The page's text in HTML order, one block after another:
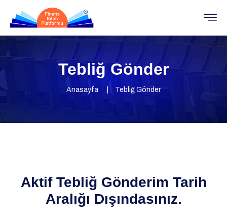
Tebliğ Gönder
Anasayfa Tebliğ Gönder
Aktif Tebliğ Gönderim Tarih
Aralığı Dışındasınız.